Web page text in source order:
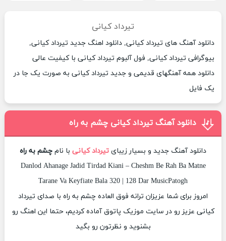
تیرداد کیانی
دانلود آهنگ های تیرداد کیانی, دانلود اهنگ جدید تیرداد کیانی,
بیوگرافی تیرداد کیانی, فول آلبوم تیرداد کیانی با کیفیت عالی
دانلود همه آهنگهای قدیمی و جدید تیرداد کیانی به صورت یک جا در
یک فایل
دانلود آهنگ تیرداد کیانی چشم به راه
دانلود آهنگ جدید و بسیار زیبای تیرداد کیانی با نام چشم به راه
Danlod Ahanage Jadid Tirdad Kiani – Cheshm Be Rah Ba Matne
Tarane Va Keyfiate Bala 320 | 128 Dar MusicPatogh
امروز برای شما عزیزان ترانه فوق العاده چشم به راه با صدای تیرداد
کیانی عزیز رو در سایت موزیک پاتوق آماده کردیم، حتما این اهنگ رو
بشنوید و نظرتون رو بگید